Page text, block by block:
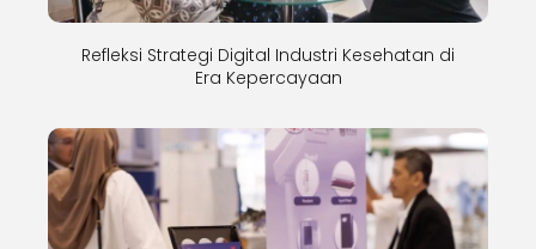
Refleksi Strategi Digital Industri Kesehatan di
Era Kepercayaan